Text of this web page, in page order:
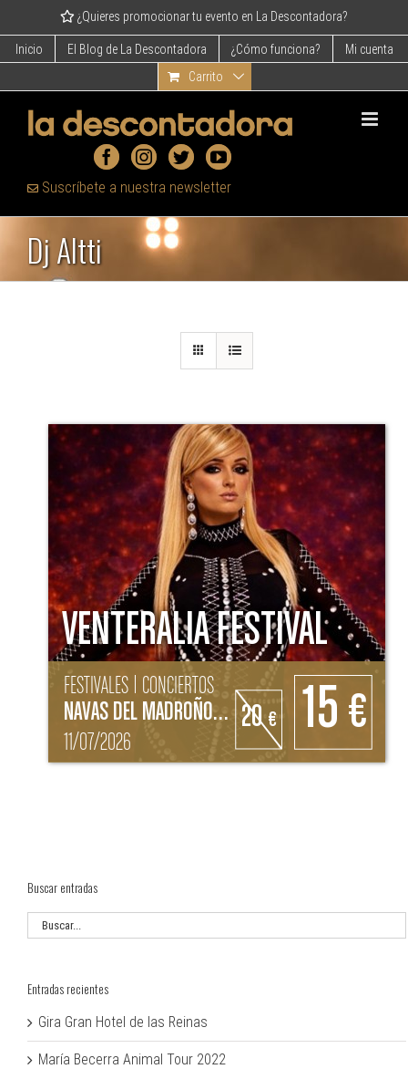
content
¿Quieres promocionar tu evento en La Descontadora?
Inicio El Blog de La Descontadora ¿Cómo funciona?
Mi cuenta
Carrito
Suscríbete a nuestra newsletter
Dj Altti
VENTERALIA FESTIVAL
FESTIVALES | CONCIERTOS
NAVAS DEL MADROÑO (CÁCERES)
11/07/2026
20€ 15 €
Buscar entradas
Entradas recientes
Gira Gran Hotel de las Reinas
María Becerra Animal Tour 2022